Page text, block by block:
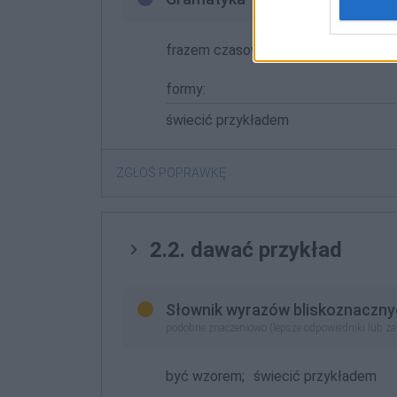
frazem czasownikowy aspekt
formy:
świecić przykładem
ZGŁOŚ POPRAWKĘ
2.2. dawać przykład
Słownik wyrazów
podobne znaczeniowo (lepsze odpowiedniki lub
być wzorem; świecić przykładem